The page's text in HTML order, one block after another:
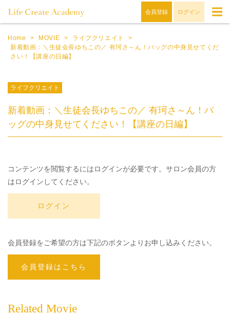
会員登録 ログイン
Home > MOVIE > ライフクリエイト
>
新着動画：＼生徒会長ゆちこの／ 有珂さ～ん！バッグの中身見せてくだ
さい！【講座の日編】
ライフクリエイト
新着動画：＼生徒会長ゆちこの／ 有珂さ～ん！バ
ッグの中身見せてください！【講座の日編】
コンテンツを閲覧するにはログインが必要です。サロン会員の方
はログインしてください。
ログイン
会員登録をご希望の方は下記のボタンよりお申し込みください。
会員登録はこちら
Related Movie